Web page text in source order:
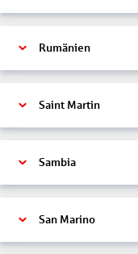
Rumänien
Saint Martin
Sambia
San Marino